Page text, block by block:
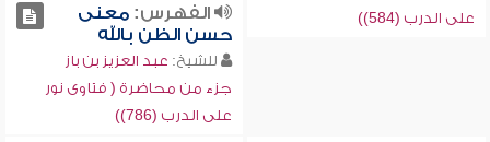
على الدرب (584))
الفهرس:معنى
حسن الظن بالله
للشيخ: عبد العزيز بن باز
جزء من محاضرة ( فتاوى نور
على الدرب (786))